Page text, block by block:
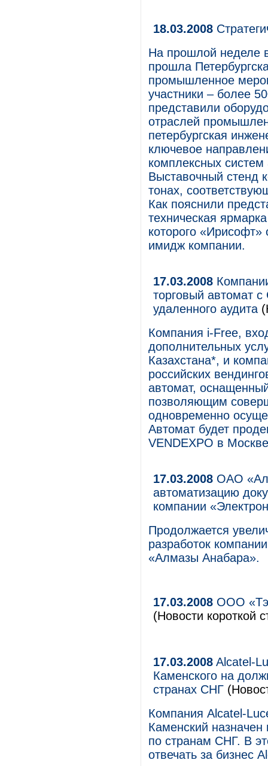
18.03.2008
На прошлой неделе
прошла
промышленное
участники – более
представили
отраслей
петербургская
ключевое
комплексных систем
Выставочный стенд
тонах,
Как пояснили
техническая
которого
имидж компании.
17.03.2008
торговый автомат
удаленного аудита
Компания i-Free,
дополнительных
Казахстана*, и
российских
автомат,
позволяющим
одновременно
Автомат будет
VENDEXPO в
17.03.2008 ОАО
автоматизацию
компании
Продолжается
разработок
«Алмазы Анабара».
17.03.2008 ООО
(Новости короткой
17.03.2008 Alcatel-
Каменского на
странах СНГ
Компания Alcatel-
Каменский
по странам СНГ. В
отвечать за бизнес